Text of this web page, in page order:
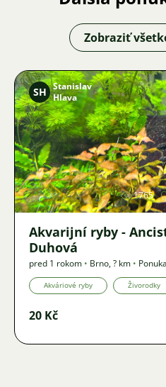
Zobraziť
SH Stanislav
Hlava
1765
Akvarijní ryby -
Duhová
pred 1 rokom • Brno,? km • Ponuka
Akváriové ryby Živorodky
20 Kč